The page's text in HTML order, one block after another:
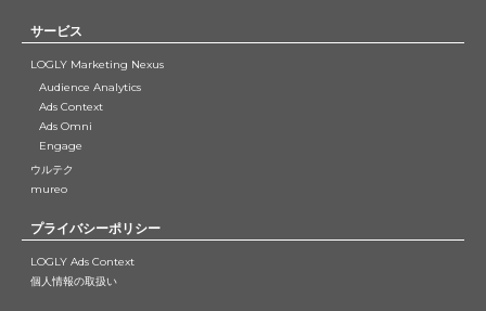
サービス
LOGLY Marketing Nexus
Audience Analytics
Ads Context
Ads Omni
Engage
ウルテク
mureo
プライバシーポリシー
LOGLY Ads Context
個人情報の取扱い